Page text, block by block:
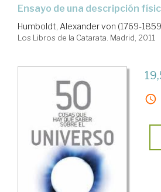
Ensayo de una descripción
Humboldt, Alexander von (1769-
Los Libros de la Catarata. Madrid, 2011